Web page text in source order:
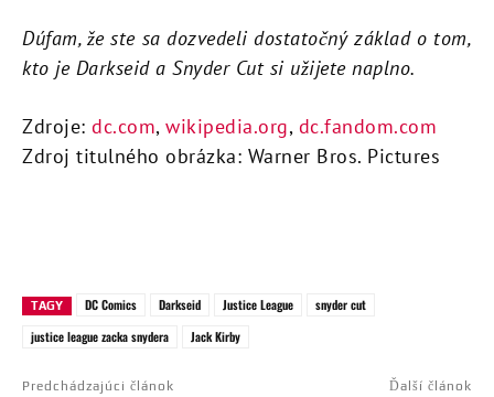
Dúfam, že ste sa dozvedeli dostatočný základ o tom,
kto je Darkseid a Snyder Cut si užijete naplno.
Zdroje: dc.com, wikipedia.org, dc.fandom.com
Zdroj titulného obrázka: Warner Bros. Pictures
TAGY DC Comics Darkseid Justice League
snyder cut
justice league zacka snydera
Jack Kirby
Predchádzajúci článok Ďalší článok